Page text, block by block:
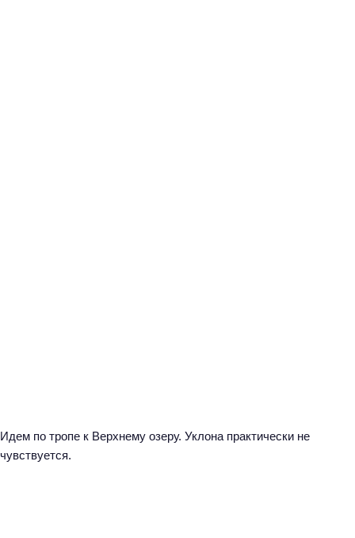
Идем по тропе к Верхнему озеру. Уклона практически не
чувствуется.